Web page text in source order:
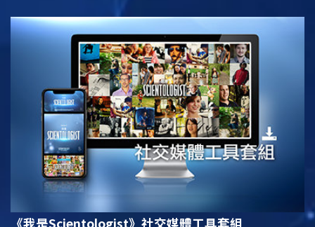
《我是Scientologist》 社交媒體工具套組